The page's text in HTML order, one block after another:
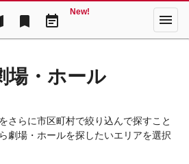
bookmark event_note
New! menu
場・ホール
さらに市区町村で絞り込んで探すこと
劇場・ホールを探したいエリアを選択